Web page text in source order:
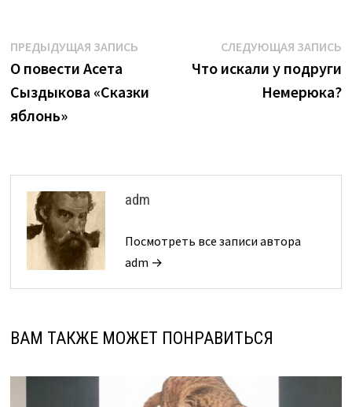
Навигация
по
записям
ПРЕДЫДУЩАЯ ЗАПИСЬПредыдущая
О повести Асета
Сыздыкова «Сказки
яблонь»
СЛЕДУЮЩАЯ ЗАПИСЬ
Что искали у подруги
Немерюка?
adm
Посмотреть все записи автора
adm →
ВАМ ТАКЖЕ МОЖЕТ ПОНРАВИТЬСЯ